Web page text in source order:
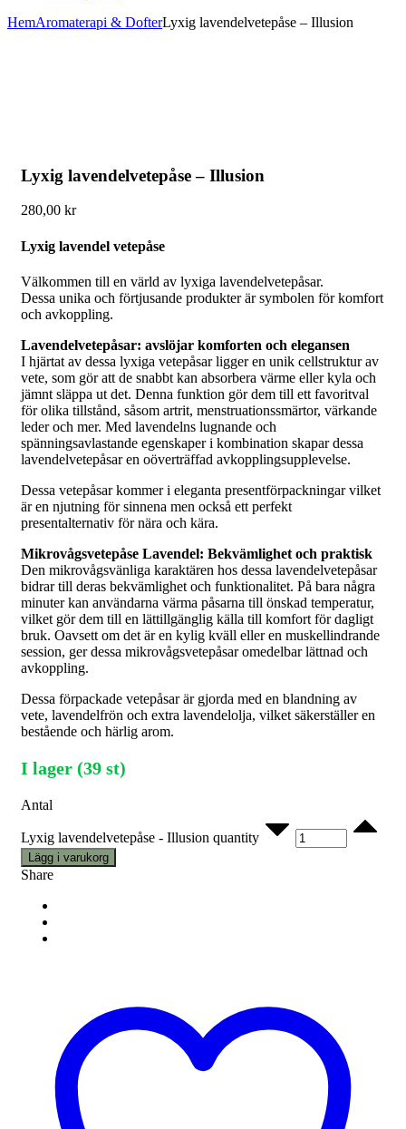
HemAromaterapi & DofterLyxig lavendelvetepåse – Illusion
Lyxig lavendelvetepåse – Illusion
280,00 kr
Lyxig lavendel vetepåse
Välkommen till en värld av lyxiga lavendelvetepåsar.
Dessa unika och förtjusande produkter är symbolen för komfort
och avkoppling.
Lavendelvetepåsar: avslöjar komforten och elegansen
I hjärtat av dessa lyxiga vetepåsar ligger en unik cellstruktur av
vete, som gör att de snabbt kan absorbera värme eller kyla och
jämnt släppa ut det. Denna funktion gör dem till ett favoritval
för olika tillstånd, såsom artrit, menstruationssmärtor, värkande
leder och mer. Med lavendelns lugnande och
spänningsavlastande egenskaper i kombination skapar dessa
lavendelvetepåsar en oöverträffad avkopplingsupplevelse.
Dessa vetepåsar kommer i eleganta presentförpackningar vilket
är en njutning för sinnena men också ett perfekt
presentalternativ för nära och kära.
Mikrovågsvetepåse Lavendel: Bekvämlighet och praktisk
Den mikrovågsvänliga karaktären hos dessa lavendelvetepåsar
bidrar till deras bekvämlighet och funktionalitet. På bara några
minuter kan användarna värma påsarna till önskad temperatur,
vilket gör dem till en lättillgänglig källa till komfort för dagligt
bruk. Oavsett om det är en kylig kväll eller en muskellindrande
session, ger dessa mikrovågsvetepåsar omedelbar lättnad och
avkoppling.
Dessa förpackade vetepåsar är gjorda med en blandning av
vete, lavendelfrön och extra lavendelolja, vilket säkerställer en
bestående och härlig arom.
I lager (39 st)
Antal
Lyxig lavendelvetepåse - Illusion quantity
Lägg i varukorg
Share